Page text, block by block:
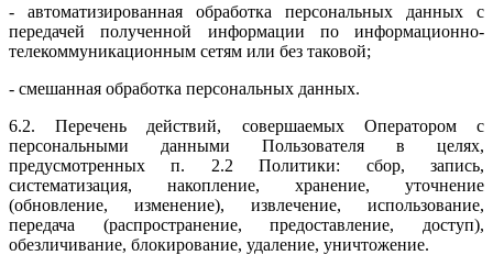
- автоматизированная обработка персональных данных с
передачей полученной информации по информационно-
телекоммуникационным сетям или без таковой;
- смешанная обработка персональных данных.
6.2. Перечень действий, совершаемых Оператором с
персональными данными Пользователя в целях,
предусмотренных п. 2.2 Политики: сбор, запись,
систематизация, накопление, хранение, уточнение
(обновление, изменение), извлечение, использование,
передача (распространение, предоставление, доступ),
обезличивание, блокирование, удаление, уничтожение.